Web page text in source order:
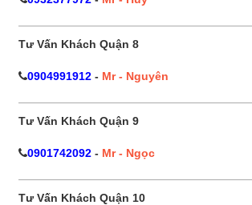
Tư Vấn Khách Quận 8
0904991912 - Mr - Nguyên
Tư Vấn Khách Quận 9
0901742092 - Mr - Ngọc
Tư Vấn Khách Quận 10